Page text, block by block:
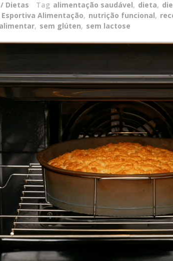
Dietas
Tag alimentação saudável, dieta,
Alimentação, nutrição funcional,
, sem glúten, sem lactose